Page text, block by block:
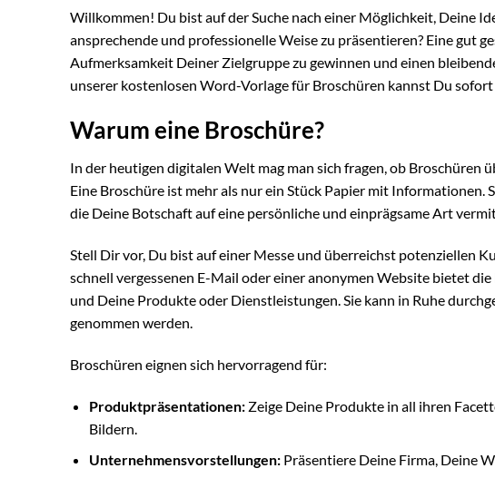
Willkommen! Du bist auf der Suche nach einer Möglichkeit, Deine
ansprechende und professionelle Weise zu präsentieren? Eine gut
Aufmerksamkeit Deiner Zielgruppe zu gewinnen und einen
unserer kostenlosen Word-Vorlage für Broschüren kannst Du
Warum eine Broschüre?
In der heutigen digitalen Welt mag man sich fragen, ob
Eine Broschüre ist mehr als nur ein Stück Papier mit Informationen.
die Deine Botschaft auf eine persönliche und einprägsame Art
Stell Dir vor, Du bist auf einer Messe und überreichst potenziellen
schnell vergessenen E-Mail oder einer anonymen Website bietet
und Deine Produkte oder Dienstleistungen. Sie kann in Ruhe
genommen werden.
Broschüren eignen sich hervorragend für:
Produktpräsentationen:Zeige Deine Produkte in all ihren
Bildern.
Unternehmensvorstellungen:Präsentiere Deine Firma, Deine